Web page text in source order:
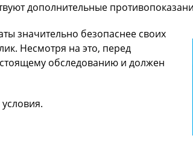
дополнительные
значительно безопаснее своих
Несмотря на это, перед
обследованию и должен